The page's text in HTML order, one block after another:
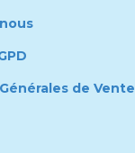
de Vente